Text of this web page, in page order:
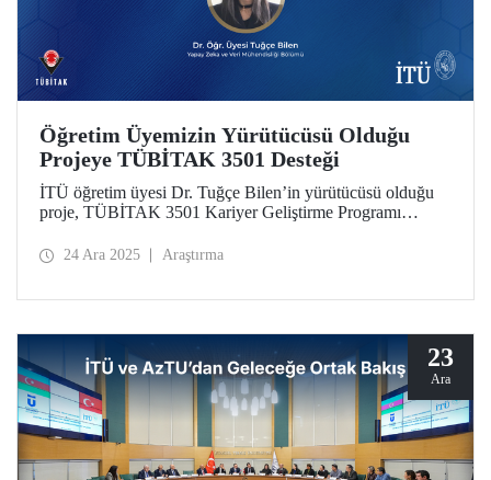
Öğretim Üyemizin Yürütücüsü Olduğu
Projeye TÜBİTAK 3501 Desteği
İTÜ öğretim üyesi Dr. Tuğçe Bilen’in yürütücüsü olduğu
proje, TÜBİTAK 3501 Kariyer Geliştirme Programı
24 Ara 2025 Araştırma
23
Ara